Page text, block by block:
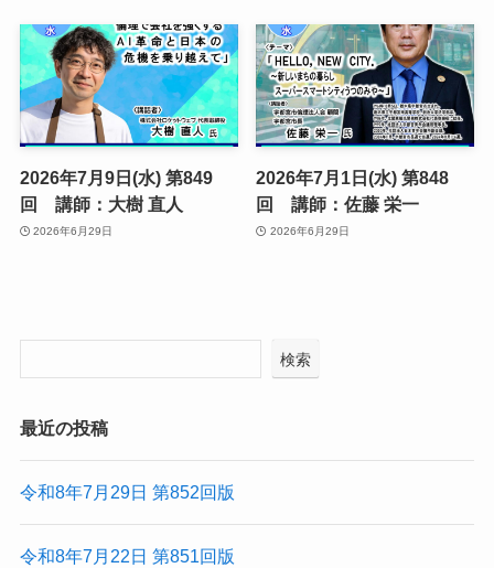
2026年7月9日(水) 第849
回 講師：大樹 直人
2026年6月29日
2026年7月1日(水) 第848
回 講師：佐藤 栄一
2026年6月29日
検索
最近の投稿
令和8年7月29日 第852回版
令和8年7月22日 第851回版